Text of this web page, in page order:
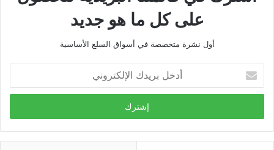
على كل ما هو جديد
أول نشرة متخصصة في أسواق السلع الأساسية
بريدك
الإلكتروني